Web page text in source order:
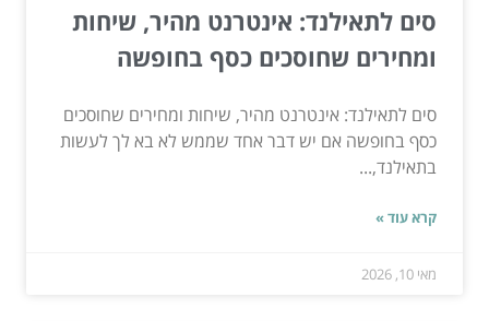
סים לתאילנד: אינטרנט מהיר, שיחות
ומחירים שחוסכים כסף בחופשה
סים לתאילנד: אינטרנט מהיר, שיחות ומחירים שחוסכים
כסף בחופשה אם יש דבר אחד שממש לא בא לך לעשות
בתאילנד,...
קרא עוד »
מאי 10, 2026